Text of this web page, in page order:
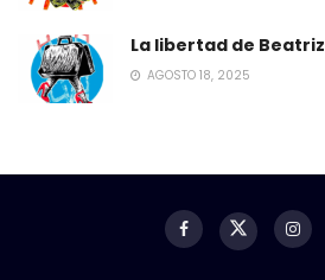
La libertad de Beatriz
AGOSTO 18, 2025